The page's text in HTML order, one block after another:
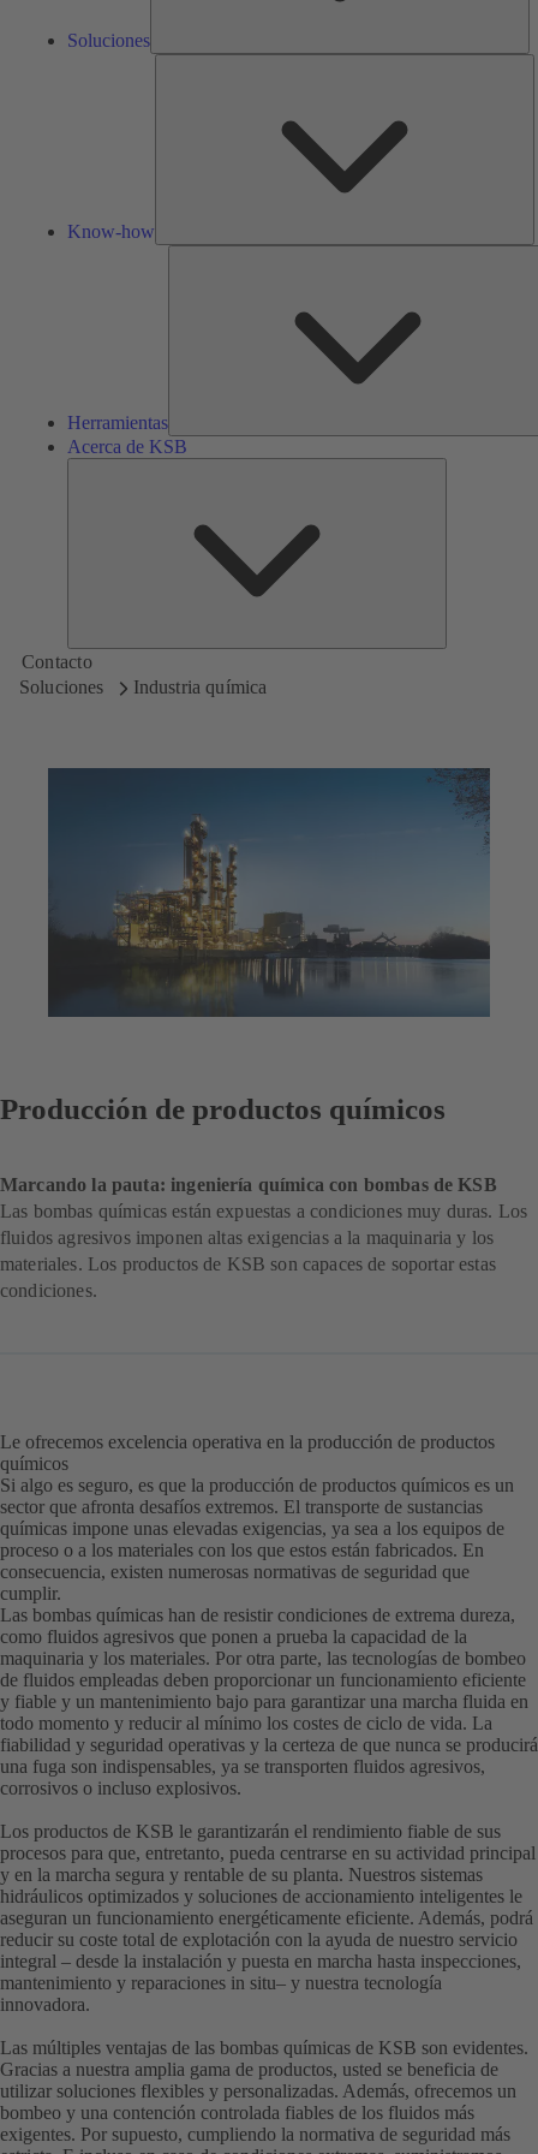
Soluciones
Know-how
Herramientas
Acerca de KSB
Contacto
Soluciones
Industria química
Producción de productos químicos
Marcando la pauta: ingeniería química con bombas de KSB
Las bombas químicas están expuestas a condiciones muy duras. Los
fluidos agresivos imponen altas exigencias a la maquinaria y los
materiales. Los productos de KSB son capaces de soportar estas
condiciones.
Le ofrecemos excelencia operativa en la producción de productos
químicos
Si algo es seguro, es que la producción de productos químicos es un
sector que afronta desafíos extremos. El transporte de sustancias
químicas impone unas elevadas exigencias, ya sea a los equipos de
proceso o a los materiales con los que estos están fabricados. En
consecuencia, existen numerosas normativas de seguridad que
cumplir.
Las bombas químicas han de resistir condiciones de extrema dureza,
como fluidos agresivos que ponen a prueba la capacidad de la
maquinaria y los materiales. Por otra parte, las tecnologías de bombeo
de fluidos empleadas deben proporcionar un funcionamiento eficiente
y fiable y un mantenimiento bajo para garantizar una marcha fluida en
todo momento y reducir al mínimo los costes de ciclo de vida. La
fiabilidad y seguridad operativas y la certeza de que nunca se producirá
una fuga son indispensables, ya se transporten fluidos agresivos,
corrosivos o incluso explosivos.
Los productos de KSB le garantizarán el rendimiento fiable de sus
procesos para que, entretanto, pueda centrarse en su actividad principal
y en la marcha segura y rentable de su planta. Nuestros sistemas
hidráulicos optimizados y soluciones de accionamiento inteligentes le
aseguran un funcionamiento energéticamente eficiente. Además, podrá
reducir su coste total de explotación con la ayuda de nuestro servicio
integral – desde la instalación y puesta en marcha hasta inspecciones,
mantenimiento y reparaciones in situ– y nuestra tecnología
innovadora.
Las múltiples ventajas de las bombas químicas de KSB son evidentes.
Gracias a nuestra amplia gama de productos, usted se beneficia de
utilizar soluciones flexibles y personalizadas. Además, ofrecemos un
bombeo y una contención controlada fiables de los fluidos más
exigentes. Por supuesto, cumpliendo la normativa de seguridad más